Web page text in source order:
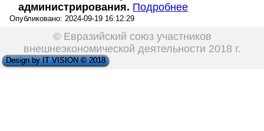
администрирования. Подробнее
Опубликовано: 2024-09-19 16:12:29
© Евразийский союз участников
внешнеэкономической деятельности 2018 г.
Design by IT VISION © 2018